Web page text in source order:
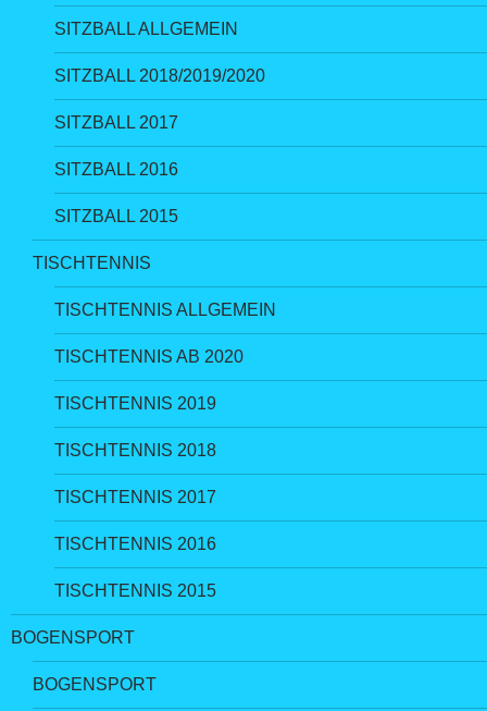
SITZBALL ALLGEMEIN
SITZBALL 2018/2019/2020
SITZBALL 2017
SITZBALL 2016
SITZBALL 2015
TISCHTENNIS
TISCHTENNIS ALLGEMEIN
TISCHTENNIS AB 2020
TISCHTENNIS 2019
TISCHTENNIS 2018
TISCHTENNIS 2017
TISCHTENNIS 2016
TISCHTENNIS 2015
BOGENSPORT
BOGENSPORT